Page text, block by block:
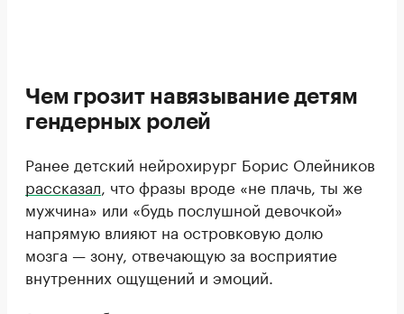
Чем грозит навязывание детям
гендерных ролей
Ранее детский нейрохирург Борис Олейников
рассказал , что фразы вроде «не плачь, ты же
мужчина» или «будь послушной девочкой»
напрямую влияют на островковую долю
мозга — зону, отвечающую за восприятие
внутренних ощущений и эмоций.